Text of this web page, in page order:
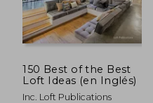
150 Best of the Best
Loft Ideas (en Inglés)
Inc. Loft Publications